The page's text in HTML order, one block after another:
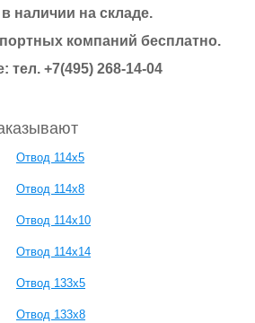
наличии на складе.
компаний бесплатно.
тел. +7(495) 268-14-04
Отвод 114х5
Отвод 114х8
Отвод 114х10
Отвод 114х14
Отвод 133х5
Отвод 133х8